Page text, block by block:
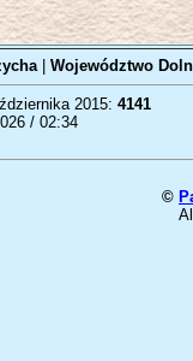
| Województwo
2015: 4141
/ 02:34
©